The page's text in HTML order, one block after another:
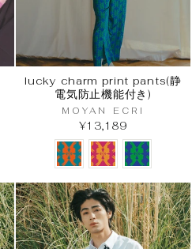
lucky charm print pants(静
電気防止機能付き)
MOYAN ECRI
¥13,189